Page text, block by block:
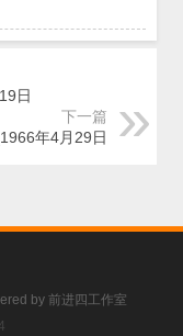
日
下一篇
年4月29日
by 前进四工作室